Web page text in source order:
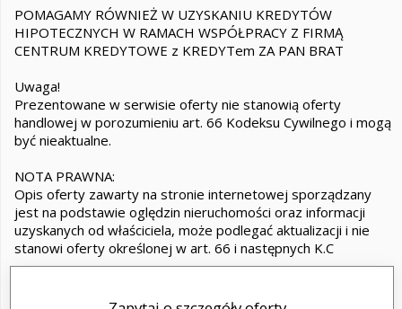
POMAGAMY RÓWNIEŻ W UZYSKANIU KREDYTÓW
HIPOTECZNYCH W RAMACH WSPÓŁPRACY Z FIRMĄ
CENTRUM KREDYTOWE z KREDYTem ZA PAN BRAT
Uwaga!
Prezentowane w serwisie oferty nie stanowią oferty
handlowej w porozumieniu art. 66 Kodeksu Cywilnego i mogą
być nieaktualne.
NOTA PRAWNA:
Opis oferty zawarty na stronie internetowej sporządzany
jest na podstawie oględzin nieruchomości oraz informacji
uzyskanych od właściciela, może podlegać aktualizacji i nie
stanowi oferty określonej w art. 66 i następnych K.C